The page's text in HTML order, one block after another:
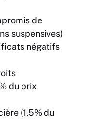
de
suspensives)
négatifs
du prix
(1,5% du